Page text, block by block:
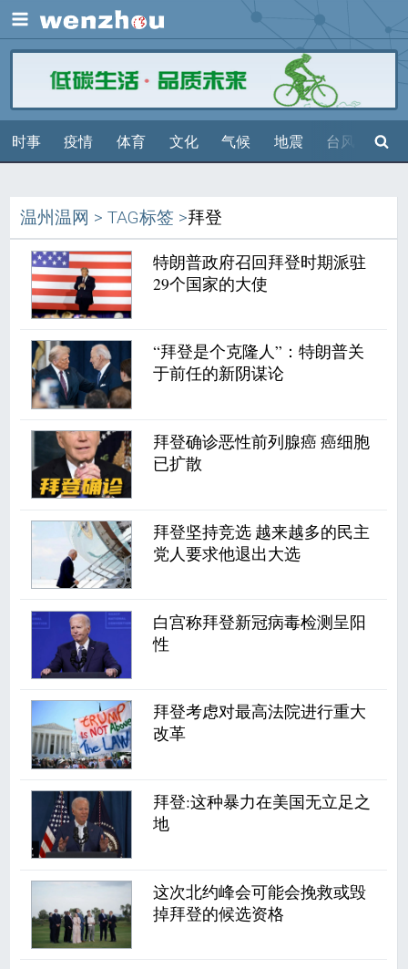
展开
时事 疫情 体育 文化 气候 地震 台风 天气
搜索
温州温网 >TAG标签 >拜登
特朗普政府召回拜登时期派驻
29个国家的大使
“拜登是个克隆人”：特朗普关
于前任的新阴谋论
拜登确诊恶性前列腺癌 癌细胞
已扩散
拜登坚持竞选 越来越多的民主
党人要求他退出大选
白宫称拜登新冠病毒检测呈阳
性
拜登考虑对最高法院进行重大
改革
拜登:这种暴力在美国无立足之
地
这次北约峰会可能会挽救或毁
掉拜登的候选资格